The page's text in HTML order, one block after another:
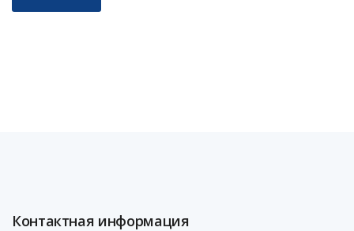
Контактная информация